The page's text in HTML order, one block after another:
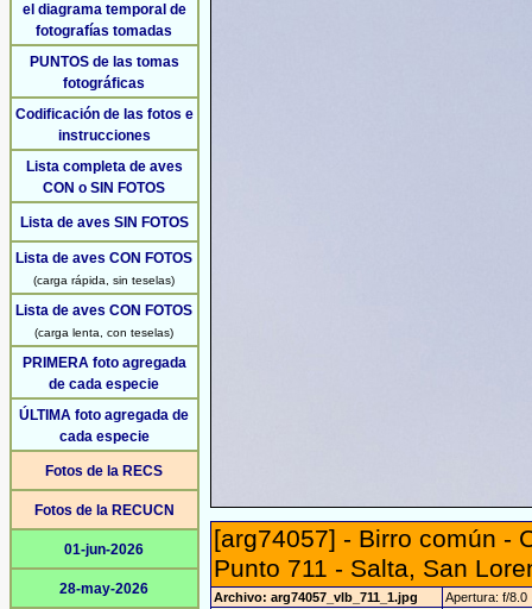
el diagrama temporal de
fotografías tomadas
PUNTOS de las tomas
fotográficas
Codificación de las fotos e
instrucciones
Lista completa de aves
CON o SIN FOTOS
Lista de aves SIN FOTOS
Lista de aves CON FOTOS
(carga rápida, sin teselas)
Lista de aves CON FOTOS
(carga lenta, con teselas)
PRIMERA foto agregada
de cada especie
ÚLTIMA foto agregada de
cada especie
Fotos de la RECS
Fotos de la RECUCN
01-jun-2026
28-may-2026
[arg74057] - Birro común -
Punto 711 - Salta, San
Archivo: arg74057_vlb_711_1.jpg
Apertura: f/8.0